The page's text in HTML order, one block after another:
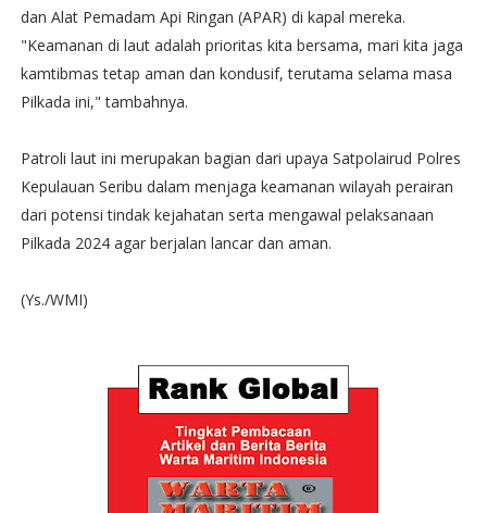
dan Alat Pemadam Api Ringan (APAR) di kapal mereka.
"Keamanan di laut adalah prioritas kita bersama, mari kita jaga
kamtibmas tetap aman dan kondusif, terutama selama masa
Pilkada ini," tambahnya.
Patroli laut ini merupakan bagian dari upaya Satpolairud Polres
Kepulauan Seribu dalam menjaga keamanan wilayah perairan
dari potensi tindak kejahatan serta mengawal pelaksanaan
Pilkada 2024 agar berjalan lancar dan aman.
(Ys./WMI)